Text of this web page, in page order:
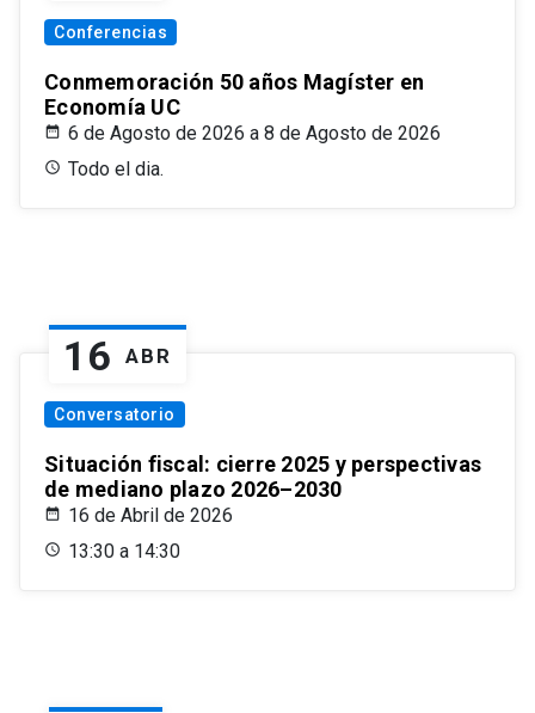
Conferencias
Conmemoración 50 años Magíster en
Economía UC
6 de Agosto de 2026 a 8 de Agosto de 2026
Todo el dia.
16 ABR
Conversatorio
Situación fiscal: cierre 2025 y perspectivas
de mediano plazo 2026–2030
16 de Abril de 2026
13:30 a 14:30